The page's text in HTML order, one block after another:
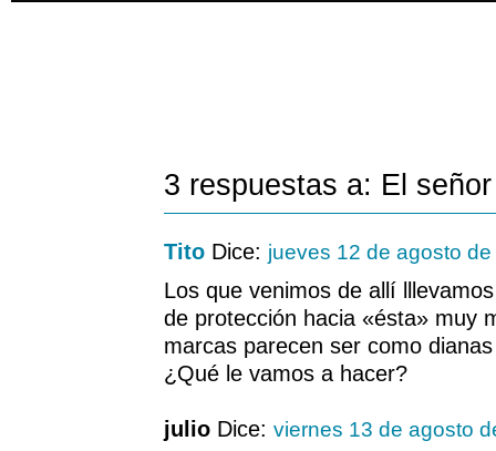
3 respuestas a: El
Tito Dice: jueves 12 de agosto
Los que venimos de allí
de protección hacia «ésta» muy
marcas parecen ser como
¿Qué le vamos a hacer?
julio Dice: viernes 13 de agosto